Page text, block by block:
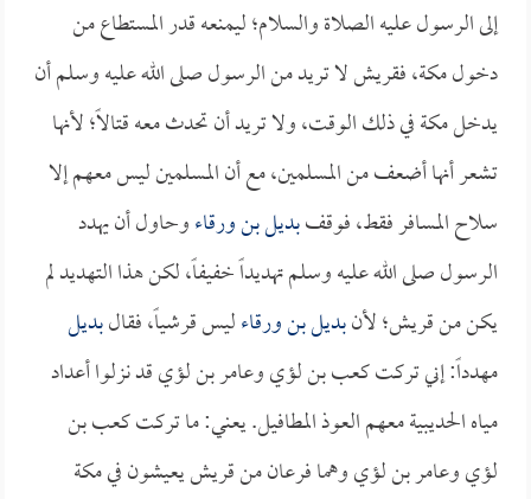
إلى الرسول عليه الصلاة والسلام؛ ليمنعه قدر المستطاع من
دخول مكة، فقريش لا تريد من الرسول صلى الله عليه وسلم أن
يدخل مكة في ذلك الوقت، ولا تريد أن تحدث معه قتالاً؛ لأنها
تشعر أنها أضعف من المسلمين، مع أن المسلمين ليس معهم إلا
سلاح المسافر فقط، فوقفبديل بن ورقاءوحاول أن يهدد
الرسول صلى الله عليه وسلم تهديداً خفيفاً، لكن هذا التهديد لم
يكن من قريش؛ لأنبديل بن ورقاءليس قرشياً، فقالبديل
مهدداً: إني تركت كعب بن لؤي وعامر بن لؤي قد نزلوا أعداد
مياه الحديبية معهم العوذ المطافيل. يعني: ما تركت كعب بن
لؤي وعامر بن لؤي وهما فرعان من قريش يعيشون في مكة